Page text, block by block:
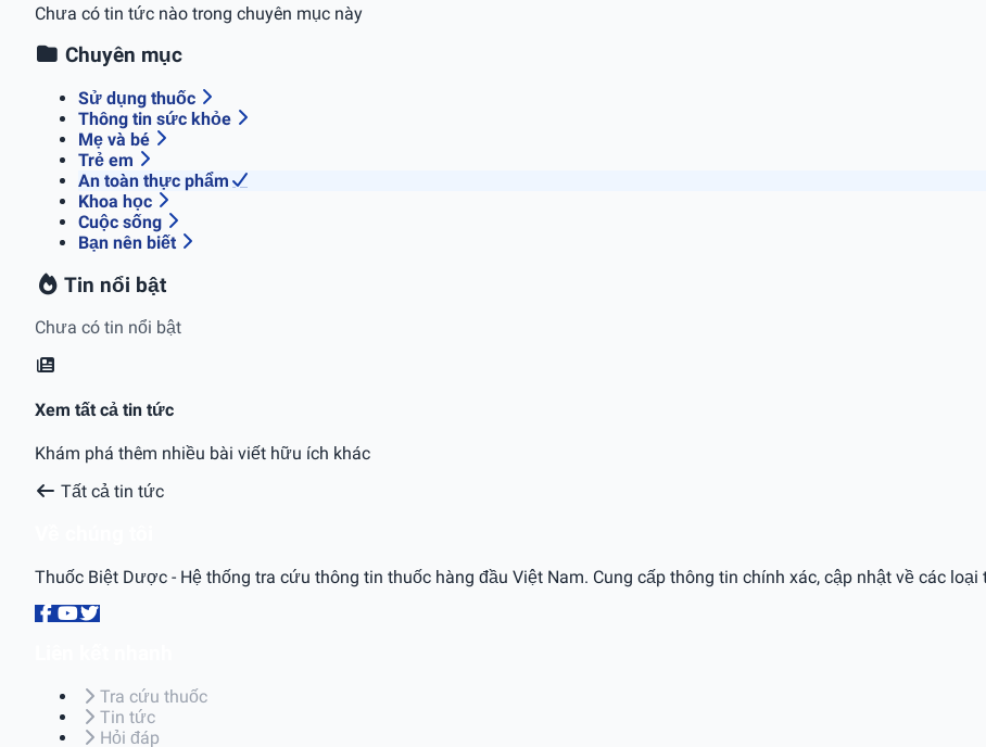
Chưa có tin tức nào trong chuyên mục này
Chuyên mục
Sử dụng thuốc
Thông tin sức khỏe
Mẹ và bé
Trẻ em
An toàn thực phẩm
Khoa học
Cuộc sống
Bạn nên biết
Tin nổi bật
Chưa có tin nổi bật
Xem tất cả tin tức
Khám phá thêm nhiều bài viết hữu ích khác
Tất cả tin tức
Thuốc Biệt Dược - Hệ thống tra cứu thông tin thuốc hàng đầu Việt Nam. Cung cấp thông tin chính xác, cập nhật về các loại
Tra cứu thuốc
Tin tức
Hỏi đáp